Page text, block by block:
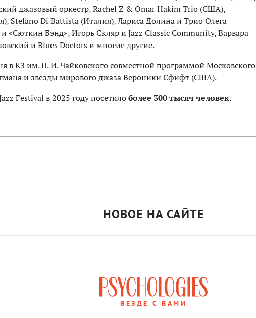
джазовый оркестр, Rachel Z & Omar Hakim Trio (США),
Stefano Di Battista (Италия), Лариса Долина и Трио Олега
«Сюткин Бэнд», Игорь Скляр и Jazz Classic Community, Варвара
и Blues Doctors и многие другие.
в КЗ им. П. И. Чайковского совместной программой Московского
и звезды мирового джаза Вероники Сфифт (США).
Festival в 2025 году посетилоболее 300 тысяч человек.
НОВОЕ НА САЙТЕ
ВЕЗДЕ С ВАМИ